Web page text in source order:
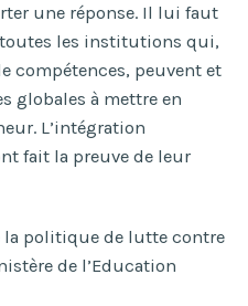
une réponse. Il lui faut
les institutions qui,
compétences, peuvent et
globales à mettre en
L’intégration
fait la preuve de leur
la politique de lutte contre
de l’Education